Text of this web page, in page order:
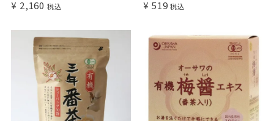
¥ 2,160 税込 ¥ 519 税込